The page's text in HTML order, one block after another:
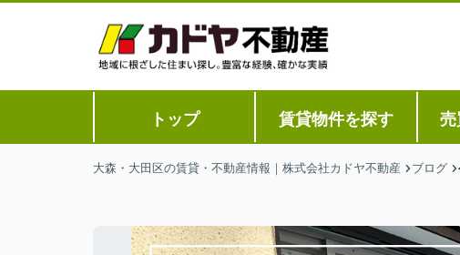
トップ 賃貸物件を探す 売
大森・大田区の賃貸・不動産情報｜株式会社カドヤ不動産 ブログ